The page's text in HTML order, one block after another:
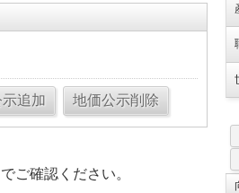
でご確認ください。